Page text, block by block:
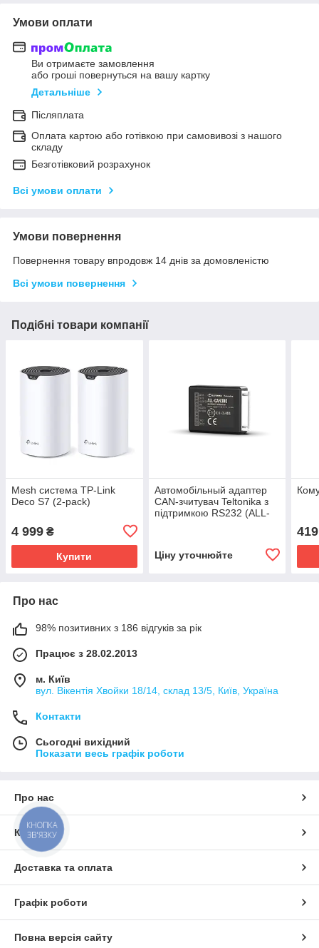
Умови оплати
Ви отримаєте замовлення
або гроші повернуться на вашу картку
Детальніше
Післяплата
Оплата картою або готівкою при самовивозі з нашого
складу
Безготівковий розрахунок
Всі умови оплати
Умови повернення
Повернення товару впродовж 14 днів за домовленістю
Всі умови повернення
Подібні товари компанії
Mesh система TP-Link
Deco S7 (2-pack)
4 999 ₴
Купити
Автомобільный адаптер
CAN-зчитувач Teltonika з
підтримкою RS232 (ALL-
Ціну уточнюйте
419
Про нас
98% позитивних з 186 відгуків за рік
Працює з 28.02.2013
м. Київ
вул. Вікентія Хвойки 18/14, склад 13/5, Київ, Україна
Контакти
Сьогодні вихідний
Показати весь графік роботи
Про нас
Контакти
Доставка та оплата
Графік роботи
Повна версія сайту
КНОПКА
ЗВ'ЯЗКУ